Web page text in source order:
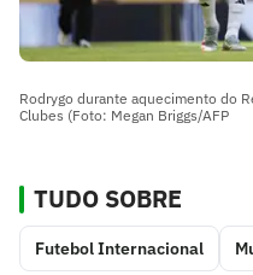
Rodrygo durante aquecimento do
Clubes (Foto: Megan Briggs/AFP
TUDO SOBRE
Futebol Internacional